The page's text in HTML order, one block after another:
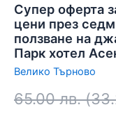
Супер оферта
цени през
ползване на
Парк хотел
Велико Търново
65.00лв. (